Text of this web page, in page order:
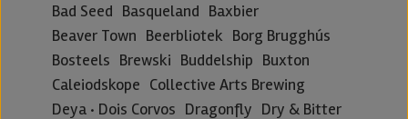
Bad Seed Basqueland Baxbier
Beaver Town Beerbliotek Borg Brugghús
Bosteels Brewski Buddelship Buxton
Caleiodskope Collective Arts Brewing
Deya · Dois Corvos Dragonfly Dry & Bitter